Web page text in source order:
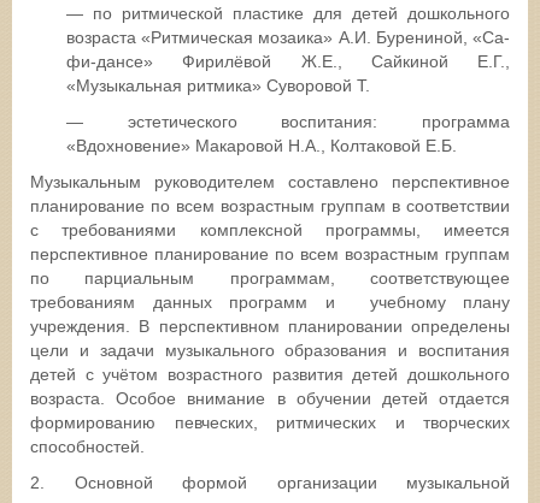
— по ритмической пластике для детей дошкольного
возраста «Ритмическая мозаика» А.И. Бурениной, «Са-
фи-дансе» Фирилёвой Ж.Е., Сайкиной Е.Г.,
«Музыкальная ритмика» Суворовой Т.
— эстетического воспитания: программа
«Вдохновение» Макаровой Н.А., Колтаковой Е.Б.
Музыкальным руководителем составлено перспективное
планирование по всем возрастным группам в соответствии
с требованиями комплексной программы, имеется
перспективное планирование по всем возрастным группам
по парциальным программам, соответствующее
требованиям данных программ и учебному плану
учреждения. В перспективном планировании определены
цели и задачи музыкального образования и воспитания
детей с учётом возрастного развития детей дошкольного
возраста. Особое внимание в обучении детей отдается
формированию певческих, ритмических и творческих
способностей.
2. Основной формой организации музыкальной